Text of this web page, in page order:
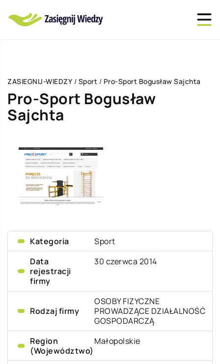
ZASIEGNIJ-WIEDZY / Sport / Pro-Sport Bogusław Sajchta
Pro-Sport Bogusław
Sajchta
Kategoria
Sport
Data
rejestracji
firmy
30 czerwca 2014
Rodzaj firmy
OSOBY FIZYCZNE
PROWADZĄCE DZIAŁALNOŚĆ
GOSPODARCZĄ
Region
(Województwo)
Małopolskie